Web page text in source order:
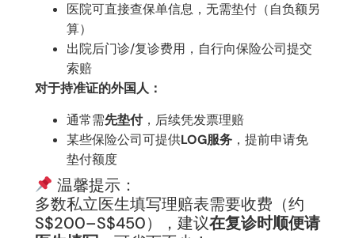
医院可直接查保单信息，无需垫付（自负额另
算）
出院后门诊/复诊费用，自行向保险公司提交
索赔
对于持准证的外国人：
通常需先垫付，后续凭发票理赔
某些保险公司可提供LOG服务 ，提前申请免
垫付额度
温馨提示：
多数私立医生填写理赔表需要收费（约
S$200–S$450），建议在复诊时顺便请